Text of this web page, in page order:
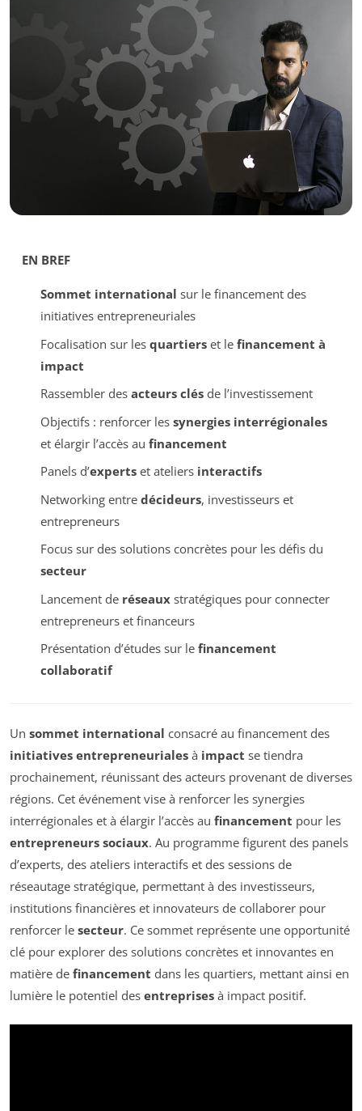
EN BREF
Sommet international sur le financement des
initiatives entrepreneuriales
Focalisation sur les quartierset le financement à
impact
Rassembler des acteurs clésde l’investissement
Objectifs : renforcer les synergies interrégionales
et élargir l’accès au financement
Panels d’expertset ateliers interactifs
Networking entre décideurs, investisseurs et
entrepreneurs
Focus sur des solutions concrètes pour les défis du
secteur
Lancement de réseauxstratégiques pour connecter
entrepreneurs et financeurs
Présentation d’études sur le financement
collaboratif
Un sommet international consacré au financement des
initiatives entrepreneuriales à impact se tiendra
prochainement, réunissant des acteurs provenant de diverses
régions. Cet événement vise à renforcer les synergies
interrégionales et à élargir l’accès au financement pour les
entrepreneurs sociaux. Au programme figurent des panels
d’experts, des ateliers interactifs et des sessions de
réseautage stratégique, permettant à des investisseurs,
institutions financières et innovateurs de collaborer pour
renforcer le secteur. Ce sommet représente une opportunité
clé pour explorer des solutions concrètes et innovantes en
matière de financement dans les quartiers, mettant ainsi en
lumière le potentiel des entreprises à impact positif.